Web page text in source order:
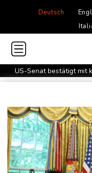
Deutsch
US-Senat bestätigt mit
Justizminister Blanche
Bronze
Frankreich: Crémant-
so früh wie nie
Europas Automarkt
den Druck